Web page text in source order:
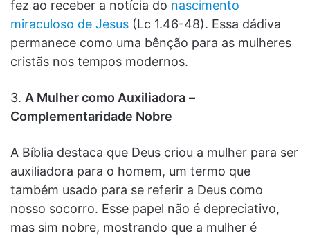
fez ao receber a notícia do nascimento
miraculoso de Jesus (Lc 1.46-48). Essa dádiva
permanece como uma bênção para as mulheres
cristãs nos tempos modernos.
3. A Mulher como Auxiliadora –
Complementaridade Nobre
A Bíblia destaca que Deus criou a mulher para ser
auxiliadora para o homem, um termo que
também usado para se referir a Deus como
nosso socorro. Esse papel não é depreciativo,
mas sim nobre, mostrando que a mulher é